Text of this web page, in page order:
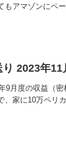
もアマゾンにペ
り 2023年11
9月度の収益（
、家に10万ペリ